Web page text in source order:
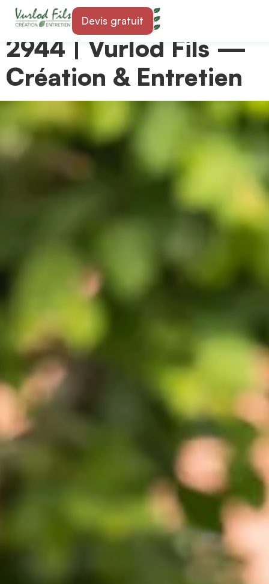
Devis gratuit
Paysagiste à Bonfol
2944 | Vurlod Fils —
Création & Entretien